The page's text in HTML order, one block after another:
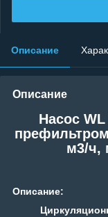
Описание
Описание
Насос
м3/ч,
Описание: